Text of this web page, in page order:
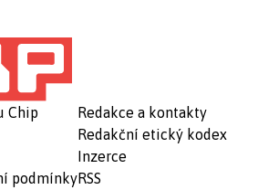
Chip
podmínky
Redakce a kontakty
Redakční etický kodex
Inzerce
RSS